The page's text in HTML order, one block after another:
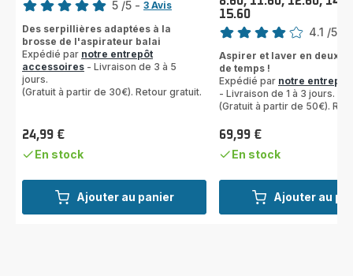
Ajouter au panier
5
étoiles
(moyenne)
5 /5 - 3 Avis
Des serpillières adaptées à la
brosse de l'aspirateur balai
Expédié par notre entrepôt
accessoires - Livraison de 3 à 5
jours.
(Gratuit à partir de 30€). Retour gratuit.
Prix
24,99 €
En stock
Ajouter au
15.60
Note
4.1 /5
Aspirer et laver en deux
de temps !
Expédié par notre entrepôt
- Livraison de 1 à 3 jours.
(Gratuit à partir de 50€).
Prix
69,99 €
En stock